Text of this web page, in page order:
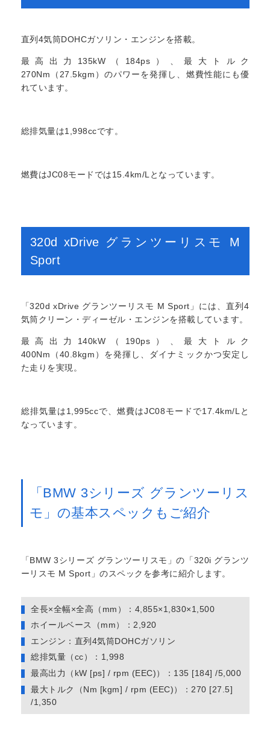
直列4気筒DOHCガソリン・エンジンを搭載。
最高出力135kW（184ps）、最大トルク
270Nm（27.5kgm）のパワーを発揮し、燃費性能にも優
れています。
総排気量は1,998ccです。
燃費はJC08モードでは15.4km/Lとなっています。
320d xDrive グランツーリスモ M
Sport
「320d xDrive グランツーリスモ M Sport」には、直列4
気筒クリーン・ディーゼル・エンジンを搭載しています。
最高出力140kW（190ps）、最大トルク
400Nm（40.8kgm）を発揮し、ダイナミックかつ安定し
た走りを実現。
総排気量は1,995ccで、燃費はJC08モードで17.4km/Lと
なっています。
「BMW 3シリーズ グランツーリス
モ」の基本スペックもご紹介
「BMW 3シリーズ グランツーリスモ」の「320i グランツ
ーリスモ M Sport」のスペックを参考に紹介します。
全長×全幅×全高（mm）：4,855×1,830×1,500
ホイールベース（mm）：2,920
エンジン：直列4気筒DOHCガソリン
総排気量（cc）：1,998
最高出力（kW [ps] / rpm (EEC)）：135 [184] /5,000
最大トルク（Nm [kgm] / rpm (EEC)）：270 [27.5]
/1,350